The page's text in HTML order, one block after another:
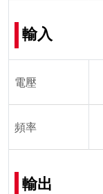
輸入
電壓
頻率
輸出